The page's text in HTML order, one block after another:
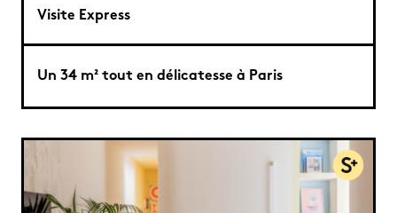
Visite Express
Un 34 m² tout en délicatesse à Paris